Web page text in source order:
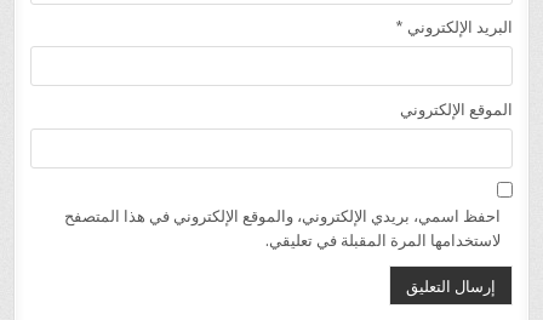
البريد الإلكتروني *
الموقع الإلكتروني
احفظ اسمي، بريدي الإلكتروني، والموقع الإلكتروني في هذا المتصفح
لاستخدامها المرة المقبلة في تعليقي.